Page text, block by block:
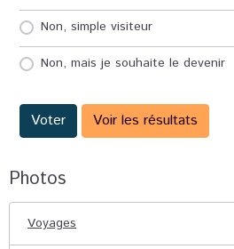
Non, simple visiteur
Non, mais je souhaite le devenir
Voter Voir les résultats
Photos
Voyages